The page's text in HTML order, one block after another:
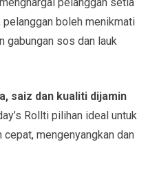
pelanggan boleh menikmati
gabungan sos dan lauk
saiz dan kualiti dijamin
Rollti pilihan ideal untuk
cepat, mengenyangkan dan